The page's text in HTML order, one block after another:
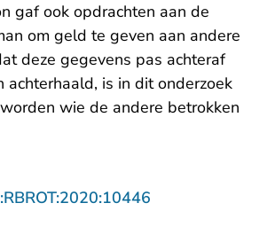
gaf ook opdrachten aan de
om geld te geven aan andere
deze gegevens pas achteraf
achterhaald, is in dit onderzoek
wie de andere betrokken